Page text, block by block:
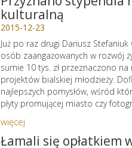
kulturalną
2015-12-23
Już po raz drugi Dariusz
osób zaangażowanych w rozwój
sumie 10 tys. zł przeznaczono
projektów bialskiej młodzieży.
najlepszych pomysłów, wśród
płyty promującej miasto czy
więcej
Łamali się opłatkiem